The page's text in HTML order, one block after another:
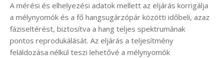
A mérési és elhelyezési adatok mellett az eljárás korrigálja
a mélynyomók és a fő hangsugárzópár közötti időbeli, azaz
fáziseltérést, biztosítva a hang teljes spektrumának
pontos reprodukálását. Az eljárás a teljesítmény
feláldozása nélkül teszi lehetővé a mélynyomók